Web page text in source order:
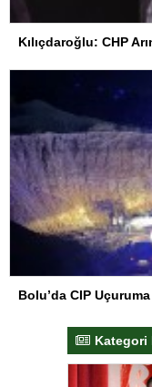
Kılıçdaroğlu: CHP
Bolu’da CIP
Kategori